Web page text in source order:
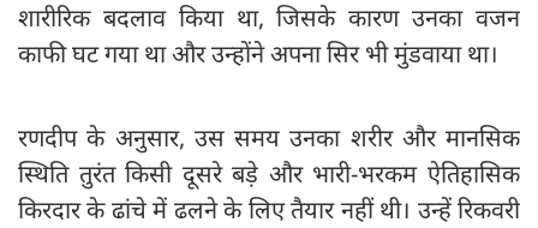
शारीरिक बदलाव किया था, जिसके कारण उनका वजन
काफी घट गया था और उन्होंने अपना सिर भी मुंडवाया था।
रणदीप के अनुसार, उस समय उनका शरीर और मानसिक
स्थिति तुरंत किसी दूसरे बड़े और भारी-भरकम ऐतिहासिक
किरदार के ढांचे में ढलने के लिए तैयार नहीं थी। उन्हें रिकवरी